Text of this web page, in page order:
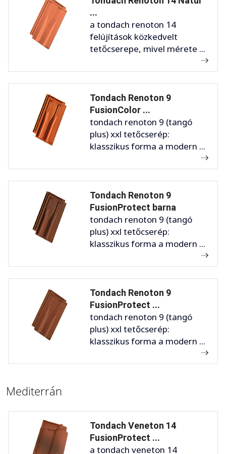
...
a tondach renoton 14
felújítások közkedvelt
tetőcserepe, mivel mérete ...
Tondach Renoton 9
FusionColor ...
tondach renoton 9 (tangó
plus) xxl tetőcserép:
klasszikus forma a modern ...
Tondach Renoton 9
FusionProtect barna
tondach renoton 9 (tangó
plus) xxl tetőcserép:
klasszikus forma a modern ...
Tondach Renoton 9
FusionProtect ...
tondach renoton 9 (tangó
plus) xxl tetőcserép:
klasszikus forma a modern ...
Mediterrán
Tondach Veneton 14
FusionProtect ...
a tondach veneton 14